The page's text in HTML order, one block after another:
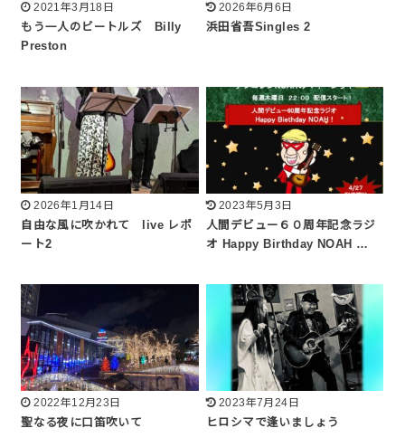
2021年3月18日
もう一人のビートルズ Billy
Preston
2026年6月6日
浜田省吾Singles 2
2026年1月14日
自由な風に吹かれて live レポ
ート2
2023年5月3日
人間デビュー６０周年記念ラジ
オ Happy Birthday NOAH …
2022年12月23日
聖なる夜に口笛吹いて
2023年7月24日
ヒロシマで逢いましょう